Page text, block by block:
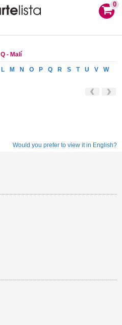
0
Q - Malí
L M N O P Q R S T U V
W
Would you prefer to view it in English?